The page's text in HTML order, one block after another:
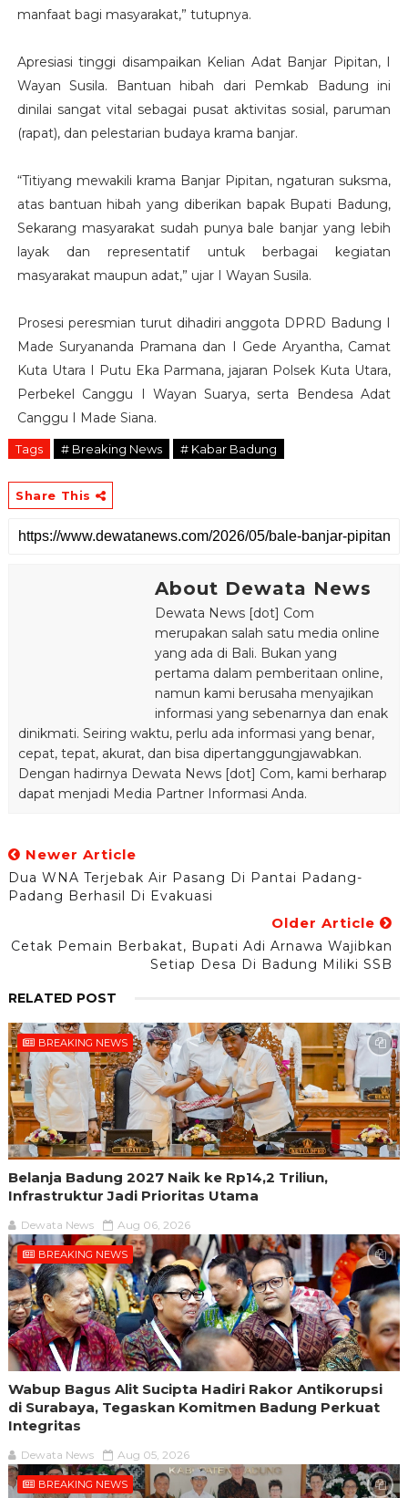
manfaat bagi masyarakat,” tutupnya.
Apresiasi tinggi disampaikan Kelian Adat Banjar Pipitan, I
Wayan Susila. Bantuan hibah dari Pemkab Badung ini
dinilai sangat vital sebagai pusat aktivitas sosial, paruman
(rapat), dan pelestarian budaya krama banjar.
“Titiyang mewakili krama Banjar Pipitan, ngaturan suksma,
atas bantuan hibah yang diberikan bapak Bupati Badung,
Sekarang masyarakat sudah punya bale banjar yang lebih
layak dan representatif untuk berbagai kegiatan
masyarakat maupun adat,” ujar I Wayan Susila.
Prosesi peresmian turut dihadiri anggota DPRD Badung I
Made Suryananda Pramana dan I Gede Aryantha, Camat
Kuta Utara I Putu Eka Parmana, jajaran Polsek Kuta Utara,
Perbekel Canggu I Wayan Suarya, serta Bendesa Adat
Canggu I Made Siana.
Tags # Breaking News # Kabar Badung
Share This
About Dewata News
Dewata News [dot] Com
merupakan salah satu media online
yang ada di Bali. Bukan yang
pertama dalam pemberitaan online,
namun kami berusaha menyajikan
informasi yang sebenarnya dan enak
dinikmati. Seiring waktu, perlu ada informasi yang benar,
cepat, tepat, akurat, dan bisa dipertanggungjawabkan.
Dengan hadirnya Dewata News [dot] Com, kami berharap
dapat menjadi Media Partner Informasi Anda.
Newer Article
Dua WNA Terjebak Air Pasang Di Pantai Padang-
Padang Berhasil Di Evakuasi
Older Article
Cetak Pemain Berbakat, Bupati Adi Arnawa Wajibkan
Setiap Desa Di Badung Miliki SSB
RELATED POST
BREAKING NEWS
Belanja Badung 2027 Naik ke Rp14,2 Triliun,
Infrastruktur Jadi Prioritas Utama
Dewata News Aug 06, 2026
BREAKING NEWS
Wabup Bagus Alit Sucipta Hadiri Rakor Antikorupsi
di Surabaya, Tegaskan Komitmen Badung Perkuat
Integritas
Dewata News Aug 05, 2026
BREAKING NEWS